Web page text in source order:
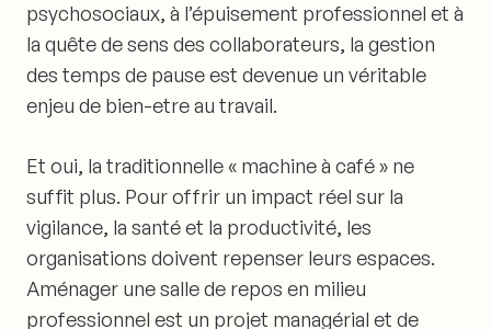
psychosociaux, à l’épuisement professionnel et à
la quête de sens des collaborateurs, la gestion
des temps de pause est devenue un véritable
enjeu de bien-etre au travail.
Et oui, la traditionnelle « machine à café » ne
suffit plus. Pour offrir un impact réel sur la
vigilance, la santé et la productivité, les
organisations doivent repenser leurs espaces.
Aménager une salle de repos en milieu
professionnel est un projet managérial et de